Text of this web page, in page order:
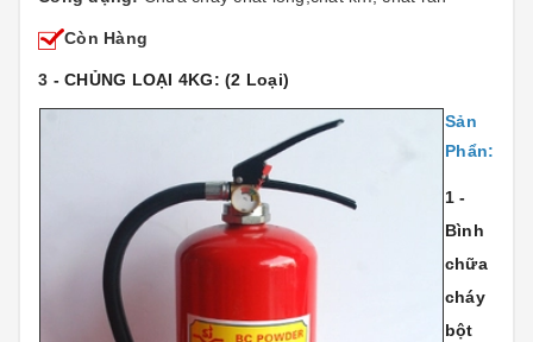
Còn Hàng
3 - CHỦNG LOẠI 4KG: (2 Loại)
Sản
Phẩn:
1 -
Bình
chữa
cháy
bột